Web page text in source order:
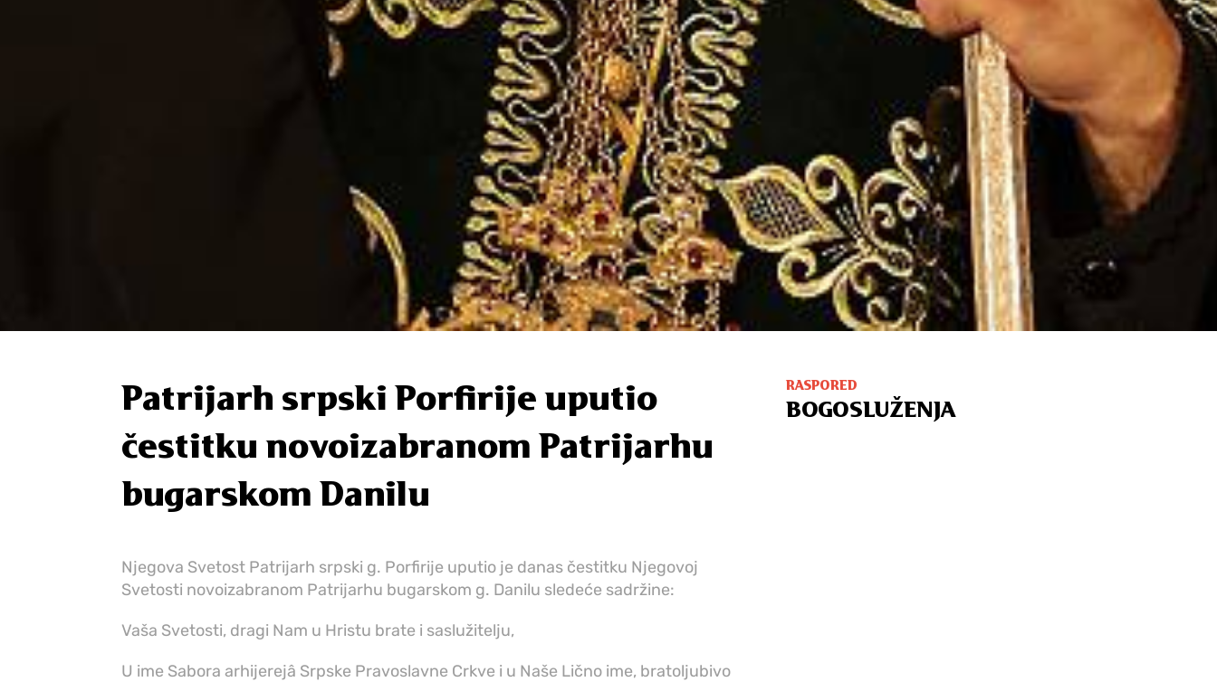
Patrijarh srpski Porfirije uputio
čestitku novoizabranom Patrijarhu
bugarskom Danilu
Njegova Svetost Patrijarh srpski g. Porfirije uputio je danas čestitku Njegovoj
Svetosti novoizabranom Patrijarhu bugarskom g. Danilu sledeće sadržine:
Vaša Svetosti, dragi Nam u Hristu brate i saslužitelju,
U ime Sabora arhijerejâ Srpske Pravoslavne Crkve i u Naše Lično ime, bratoljubivo
RASPORED
BOGOSLUŽENJA